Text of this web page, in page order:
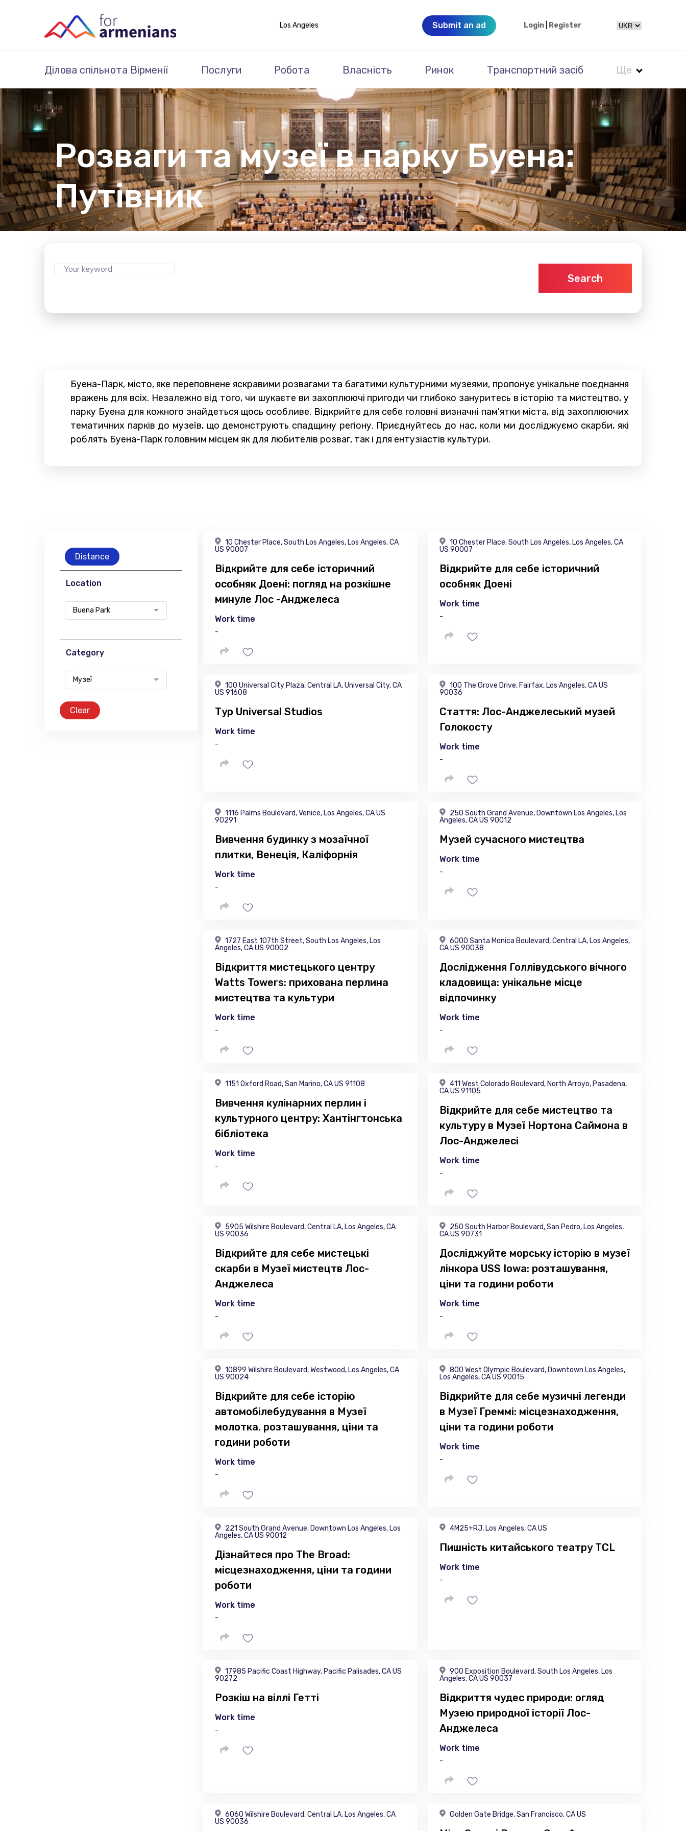
Los Angeles Submit an ad Login Register
Ділова спільнота Вірменії Послуги Робота Власність Ринок Транспортний засіб Ще
Розваги та музеї в парку Буена:
Путівник
Search
Буена-Парк, місто, яке переповнене яскравими розвагами та багатими культурними музеями, пропонує унікальне поєднання
вражень для всіх. Незалежно від того, чи шукаєте ви захоплюючі пригоди чи глибоко зануритесь в історію та мистецтво, у
парку Буена для кожного знайдеться щось особливе. Відкрийте для себе головні визначні пам'ятки міста, від захоплюючих
тематичних парків до музеїв, що демонструють спадщину регіону. Приєднуйтесь до нас, коли ми досліджуємо скарби, які
роблять Буена-Парк головним місцем як для любителів розваг, так і для ентузіастів культури.
Distance
Location
Buena Park
Category
Музеї
Clear
10 Chester Place, South Los Angeles, Los Angeles, CA
US 90007
Відкрийте для себе історичний
особняк Доені: погляд на розкішне
минуле Лос -Анджелеса
Work time
-
10 Chester Place, South Los Angeles, Los Angeles, CA
US 90007
Відкрийте для себе історичний
особняк Доені
Work time
-
100 Universal City Plaza, Central LA, Universal City, CA
US 91608
Тур Universal Studios
Work time
-
100 The Grove Drive, Fairfax, Los Angeles, CA US
90036
Стаття: Лос-Анджелеський музей
Голокосту
Work time
-
1116 Palms Boulevard, Venice, Los Angeles, CA US
90291
Вивчення будинку з мозаїчної
плитки, Венеція, Каліфорнія
Work time
-
250 South Grand Avenue, Downtown Los Angeles, Los
Angeles, CA US 90012
Музей сучасного мистецтва
Work time
-
1727 East 107th Street, South Los Angeles, Los
Angeles, CA US 90002
Відкриття мистецького центру
Watts Towers: прихована перлина
мистецтва та культури
Work time
-
6000 Santa Monica Boulevard, Central LA, Los Angeles,
CA US 90038
Дослідження Голлівудського вічного
кладовища: унікальне місце
відпочинку
Work time
-
1151 Oxford Road, San Marino, CA US 91108
Вивчення кулінарних перлин і
культурного центру: Хантінгтонська
бібліотека
Work time
-
411 West Colorado Boulevard, North Arroyo, Pasadena,
CA US 91105
Відкрийте для себе мистецтво та
культуру в Музеї Нортона Саймона в
Лос-Анджелесі
Work time
-
5905 Wilshire Boulevard, Central LA, Los Angeles, CA
US 90036
Відкрийте для себе мистецькі
скарби в Музеї мистецтв Лос-
Анджелеса
Work time
-
250 South Harbor Boulevard, San Pedro, Los Angeles,
CA US 90731
Досліджуйте морську історію в музеї
лінкора USS Iowa: розташування,
ціни та години роботи
Work time
-
10899 Wilshire Boulevard, Westwood, Los Angeles, CA
US 90024
Відкрийте для себе історію
автомобілебудування в Музеї
молотка. розташування, ціни та
години роботи
Work time
-
800 West Olympic Boulevard, Downtown Los Angeles,
Los Angeles, CA US 90015
Відкрийте для себе музичні легенди
в Музеї Греммі: місцезнаходження,
ціни та години роботи
Work time
-
221 South Grand Avenue, Downtown Los Angeles, Los
Angeles, CA US 90012
Дізнайтеся про The Broad:
місцезнаходження, ціни та години
роботи
Work time
-
4M25+RJ, Los Angeles, CA US
Пишність китайського театру TCL
Work time
-
17985 Pacific Coast Highway, Pacific Palisades, CA US
90272
Розкіш на віллі Гетті
Work time
-
900 Exposition Boulevard, South Los Angeles, Los
Angeles, CA US 90037
Відкриття чудес природи: огляд
Музею природної історії Лос-
Анджелеса
Work time
-
6060 Wilshire Boulevard, Central LA, Los Angeles, CA
US 90036
Golden Gate Bridge, San Francisco, CA US